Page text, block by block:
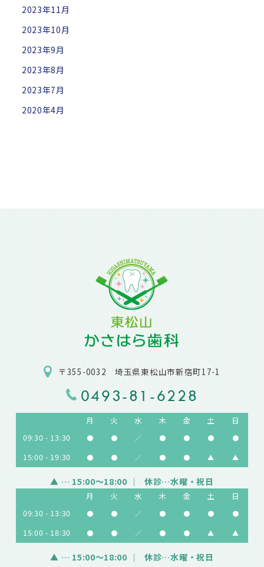
2023年11月
2023年10月
2023年9月
2023年8月
2023年7月
2020年4月
〒355-0032 埼玉県東松山市新宿町17-1
0493-81-6228
月 火 水 木 金 土
日
09:30 - 13:30
● ● ／ ● ● ● ●
15:00 - 19:30 ● ● ／ ● ● ▲ ▲
▲ … 15:00～18:00 休診…水曜・祝日
月 火 水 木 金 土
日
09:30 - 13:30
● ● ／ ● ● ● ●
15:00 - 18:30 ● ● ／ ● ● ▲ ▲
▲ … 15:00～18:00 休診…水曜・祝日